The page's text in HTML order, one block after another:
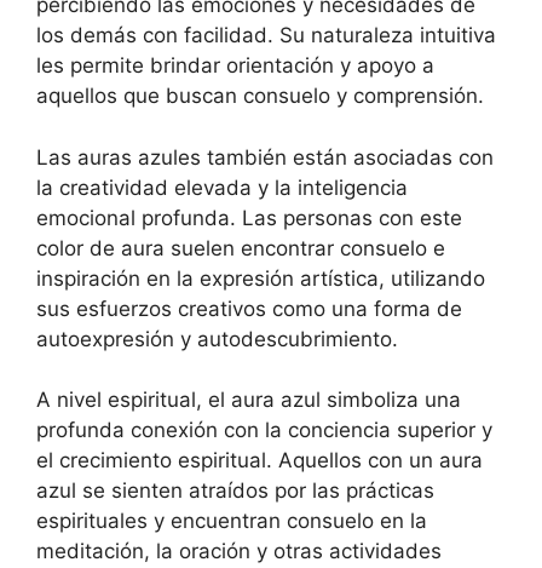
percibiendo las emociones y necesidades de
los demás con facilidad. Su naturaleza intuitiva
les permite brindar orientación y apoyo a
aquellos que buscan consuelo y comprensión.
Las auras azules también están asociadas con
la creatividad elevada y la inteligencia
emocional profunda. Las personas con este
color de aura suelen encontrar consuelo e
inspiración en la expresión artística, utilizando
sus esfuerzos creativos como una forma de
autoexpresión y autodescubrimiento.
A nivel espiritual, el aura azul simboliza una
profunda conexión con la conciencia superior y
el crecimiento espiritual. Aquellos con un aura
azul se sienten atraídos por las prácticas
espirituales y encuentran consuelo en la
meditación, la oración y otras actividades